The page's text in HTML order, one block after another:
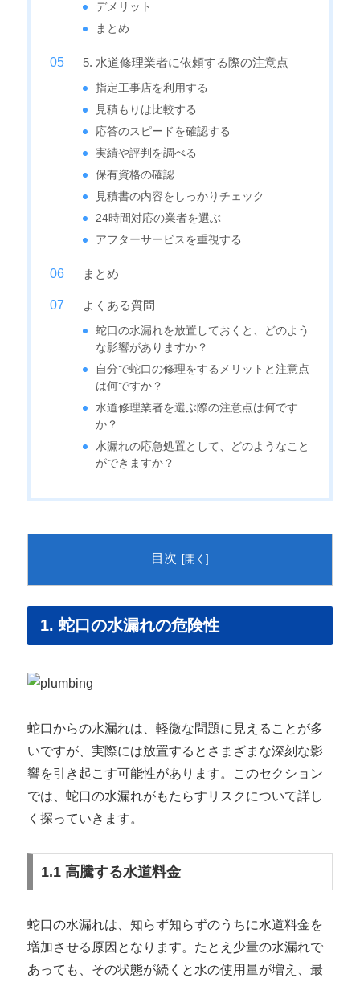
デメリット
まとめ
5. 水道修理業者に依頼する際の注意点
指定工事店を利用する
見積もりは比較する
応答のスピードを確認する
実績や評判を調べる
保有資格の確認
見積書の内容をしっかりチェック
24時間対応の業者を選ぶ
アフターサービスを重視する
まとめ
よくある質問
蛇口の水漏れを放置しておくと、どのよう
な影響がありますか？
自分で蛇口の修理をするメリットと注意点
は何ですか？
水道修理業者を選ぶ際の注意点は何です
か？
水漏れの応急処置として、どのようなこと
ができますか？
目次
1. 蛇口の水漏れの危険性
蛇口からの水漏れは、軽微な問題に見えることが多
いですが、実際には放置するとさまざまな深刻な影
響を引き起こす可能性があります。このセクション
では、蛇口の水漏れがもたらすリスクについて詳し
く探っていきます。
1.1 高騰する水道料金
蛇口の水漏れは、知らず知らずのうちに水道料金を
増加させる原因となります。たとえ少量の水漏れで
あっても、その状態が続くと水の使用量が増え、最